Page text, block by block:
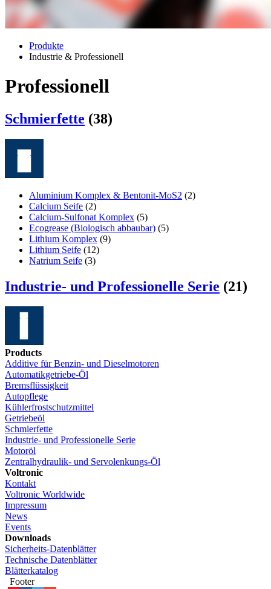
Produkte
Industrie & Professionell
Professionell
Schmierfette (38)
Aluminium Komplex & Bentonit-MoS2 (2)
Calcium Seife (2)
Calcium-Sulfonat Komplex (5)
Ecogrease (Biologisch abbaubar) (5)
Lithium Komplex (9)
Lithium Seife (12)
Natrium Seife (3)
Industrie- und Professionelle Serie (21)
Products
Additive für Benzin- und Dieselmotoren
Automatikgetriebe-Öl
Bremsflüssigkeit
Autopflege
Kühlerfrostschutzmittel
Getriebeöl
Schmierfette
Industrie- und Professionelle Serie
Motoröl
Zentralhydraulik- und Servolenkungs-Öl
Voltronic
Kontakt
Voltronic Worldwide
Impressum
News
Events
Downloads
Sicherheits-Datenblätter
Technische Datenblätter
Blätterkatalog
Footer